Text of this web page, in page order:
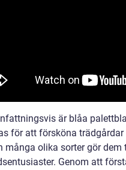
är blåa
för att försköna
många olika sorter gör
Genom att